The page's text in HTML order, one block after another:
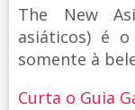
The New
asiáticos) é
somente à
Curta o Guia